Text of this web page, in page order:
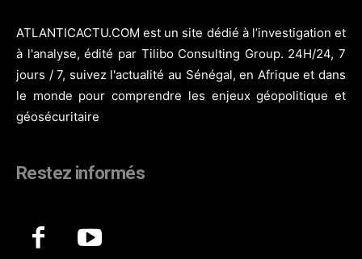
ATLANTICACTU.COM est un site dédié à l’investigation et
à l'analyse, édité par Tilibo Consulting Group. 24H/24, 7
jours / 7, suivez l'actualité au Sénégal, en Afrique et dans
le monde pour comprendre les enjeux géopolitique et
géosécuritaire
Restez informés